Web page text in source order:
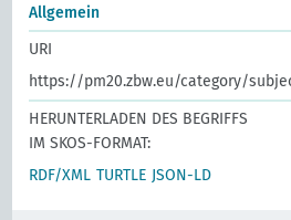
Allgemein
URI
https://pm20.zbw.eu/category/
HERUNTERLADEN DES BEGRIFFS
IM SKOS-FORMAT:
RDF/XML TURTLE JSON-LD